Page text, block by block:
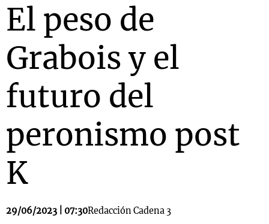
El peso de
Grabois y el
futuro del
peronismo post
K
29/06/2023 | 07:30Redacción Cadena 3